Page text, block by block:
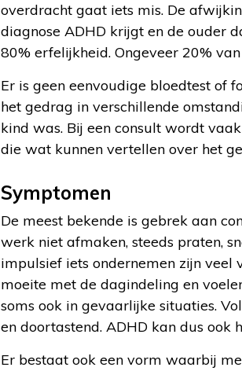
overdracht gaat iets mis. De
diagnose ADHD krijgt en de ouder
80% erfelijkheid. Ongeveer 20%
Er is geen eenvoudige bloedtest of
het gedrag in verschillende
kind was. Bij een consult wordt
die wat kunnen vertellen over het
Symptomen
De meest bekende is gebrek aan
werk niet afmaken, steeds praten,
impulsief iets ondernemen zijn veel
moeite met de dagindeling en
soms ook in gevaarlijke situaties.
en doortastend. ADHD kan dus ook
Er bestaat ook een vorm waarbij